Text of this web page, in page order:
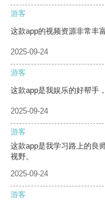
游客
这款app的视频资源非常丰
2025-09-24
游客
这款app是我娱乐的好帮手
2025-09-24
游客
这款app是我学习路上的良
视野。
2025-09-24
游客